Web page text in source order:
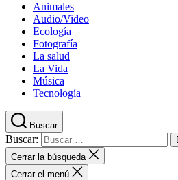
Animales
Audio/Video
Ecología
Fotografía
La salud
La Vida
Música
Tecnología
Buscar
Buscar:
Cerrar la búsqueda
Cerrar el menú